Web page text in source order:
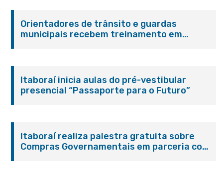
Orientadores de trânsito e guardas
municipais recebem treinamento em
Itaboraí inicia aulas do pré-vestibular
presencial “Passaporte para o Futuro”
Itaboraí realiza palestra gratuita sobre
Compras Governamentais em parceria com